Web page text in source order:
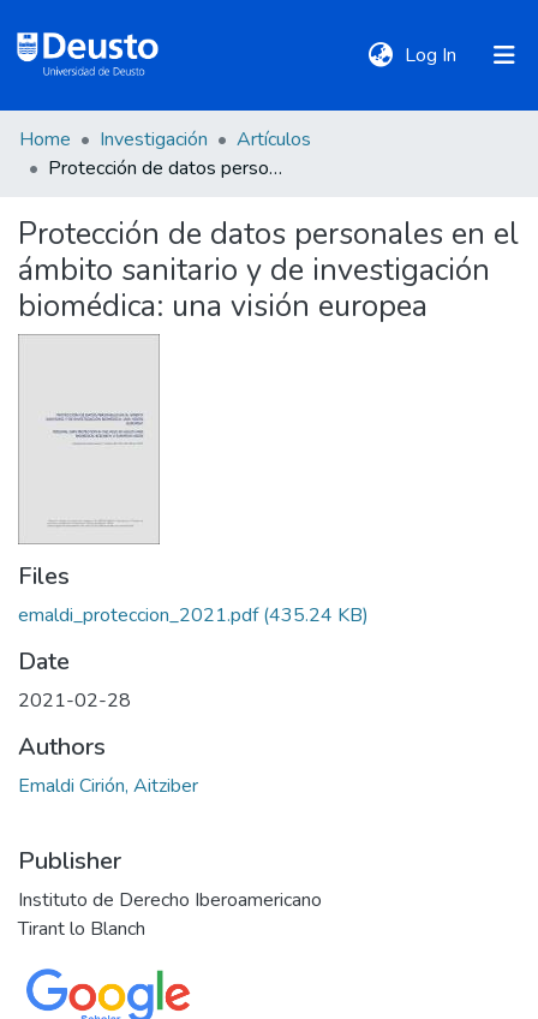
Log In (current)
DeustoTeka
Communities
&
Collections
Policies
Home Investigación
Artículos
Protección de datos personales en el ámbito sanitario y de investigación biomédica: una visión europea
Protección de datos personales en el
ámbito sanitario y de investigación
biomédica: una visión europea
Files
emaldi_proteccion_2021.pdf(435.24 KB)
Date
2021-02-28
Authors
Emaldi Cirión, Aitziber
Publisher
Instituto de Derecho Iberoamericano
Tirant lo Blanch